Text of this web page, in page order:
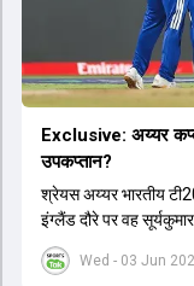
Wed - 03 Jun
Exclusive: अय्यर
उपकप्तान?
श्रेयस अय्यर भारतीय
इंग्लैंड दौरे पर वह